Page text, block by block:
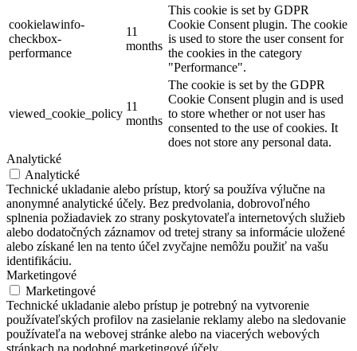
cookielawinfo-
checkbox-
performance
11
months
This cookie is set by GDPR
Cookie Consent plugin. The cookie
is used to store the user consent for
the cookies in the category
"Performance".
viewed_cookie_policy
11
months
The cookie is set by the GDPR
Cookie Consent plugin and is used
to store whether or not user has
consented to the use of cookies. It
does not store any personal data.
Analytické
Analytické
Technické ukladanie alebo prístup, ktorý sa používa výlučne na
anonymné analytické účely. Bez predvolania, dobrovoľného
splnenia požiadaviek zo strany poskytovateľa internetových služieb
alebo dodatočných záznamov od tretej strany sa informácie uložené
alebo získané len na tento účel zvyčajne nemôžu použiť na vašu
identifikáciu.
Marketingové
Marketingové
Technické ukladanie alebo prístup je potrebný na vytvorenie
používateľských profilov na zasielanie reklamy alebo na sledovanie
používateľa na webovej stránke alebo na viacerých webových
stránkach na podobné marketingové účely.